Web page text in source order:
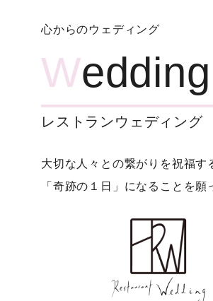
心からのウェディング
Wedding
レストランウェディング
大切な人々との繋がりを祝福す
「奇跡の１日」になることを願